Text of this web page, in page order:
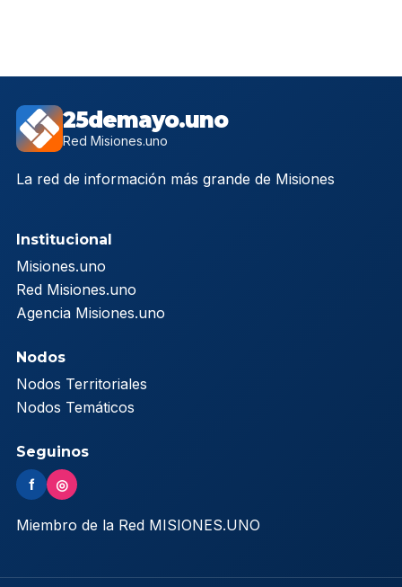
25demayo.uno
Red Misiones.uno
La red de información más grande de Misiones
Institucional
Misiones.uno
Red Misiones.uno
Agencia Misiones.uno
Nodos
Nodos Territoriales
Nodos Temáticos
Seguinos
f ◎
Miembro de la Red MISIONES.UNO